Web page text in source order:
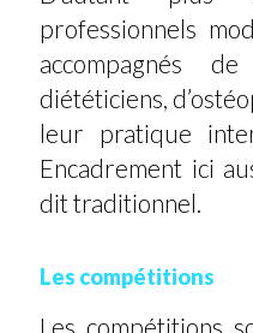
professionnels
accompagnés
diététiciens,
leur pratique
Encadrement ici
dit traditionnel.
Les compétitions
Les compétitions